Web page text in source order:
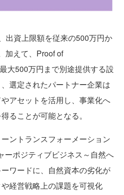
出資上限額を従来の500万円か
加えて、Proof of
大500万円まで別途提供する設
選定されたパートナー企業は
アセットを活用し、事業化へ
ることが可能となる。
ントランスフォーメーション
ーポジティブビジネス～自然へ
ワードに、自然資本の劣化が
経営戦略上の課題を可視化